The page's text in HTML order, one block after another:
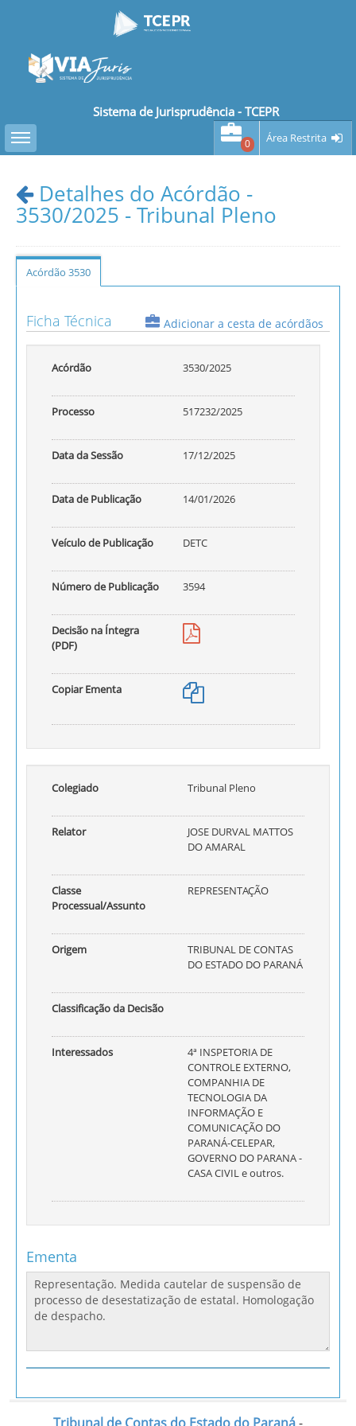
Sistema de Jurisprudência - TCEPR
Toggle sidebar
0 Área Restrita
Detalhes do Acórdão -
3530/2025 - Tribunal Pleno
Acórdão 3530
Ficha Técnica Adicionar a cesta de acórdãos
Acórdão 3530/2025
Processo 517232/2025
Data da Sessão 17/12/2025
Data de Publicação 14/01/2026
Veículo de Publicação DETC
Número de Publicação 3594
Decisão na Íntegra
(PDF)
Copiar Ementa
Colegiado Tribunal Pleno
Relator
JOSE DURVAL MATTOS
DO AMARAL
Classe
Processual/Assunto
REPRESENTAÇÃO
Origem
TRIBUNAL DE CONTAS
DO ESTADO DO PARANÁ
Classificação da Decisão
Interessados
4ª INSPETORIA DE
CONTROLE EXTERNO,
COMPANHIA DE
TECNOLOGIA DA
INFORMAÇÃO E
COMUNICAÇÃO DO
PARANÁ-CELEPAR,
GOVERNO DO PARANA -
CASA CIVIL e outros.
Ementa